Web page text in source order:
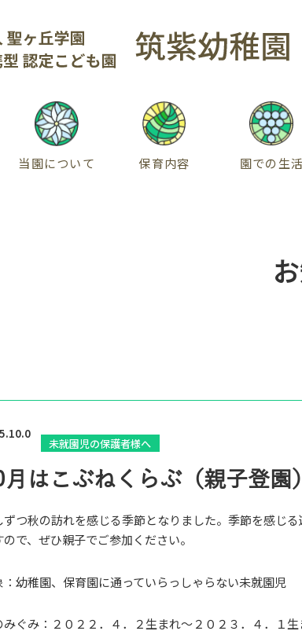
当園について 保育内容 園での生活
未就園児の保護者様へ
月はこぶねくらぶ（親子登園
ずつ秋の訪れを感じる季節となりました。季節を感じ
ので、ぜひ親子でご参加ください。
：幼稚園、保育園に通っていらっしゃらない未就園児
みぐみ：２０２２．４．２生まれ～２０２３．４．１